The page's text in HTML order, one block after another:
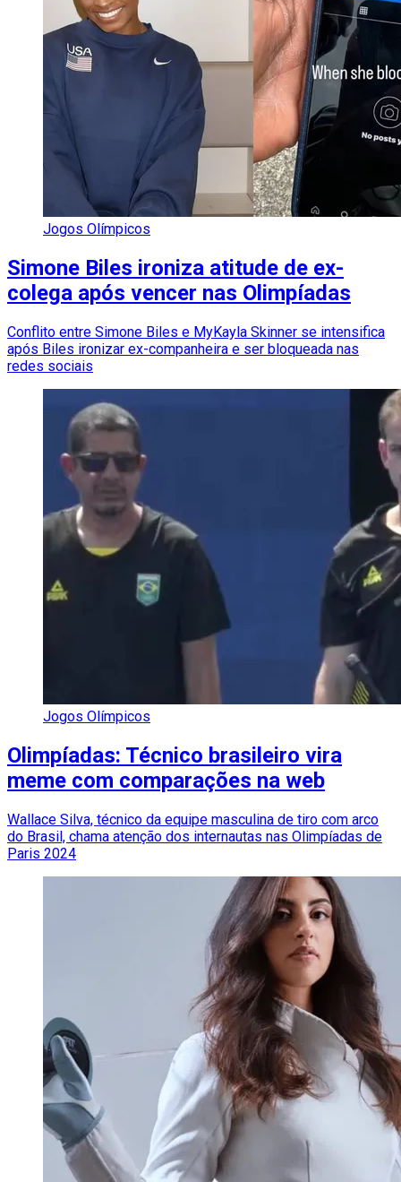
Jogos Olímpicos
Simone Biles ironiza atitude de ex-
colega após vencer nas Olimpíadas
Conflito entre Simone Biles e MyKayla Skinner se intensifica
após Biles ironizar ex-companheira e ser bloqueada nas
redes sociais
Jogos Olímpicos
Olimpíadas: Técnico brasileiro vira
meme com comparações na web
Wallace Silva, técnico da equipe masculina de tiro com arco
do Brasil, chama atenção dos internautas nas Olimpíadas de
Paris 2024